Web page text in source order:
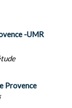
-UMR
Provence